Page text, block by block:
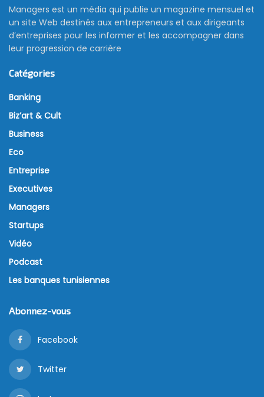
Managers est un média qui publie un magazine mensuel et
un site Web destinés aux entrepreneurs et aux dirigeants
d’entreprises pour les informer et les accompagner dans
leur progression de carrière
Catégories
Banking
Biz’art & Cult
Business
Eco
Entreprise
Executives
Managers
Startups
Vidéo
Podcast
Les banques tunisiennes
Abonnez-vous
Facebook
Twitter